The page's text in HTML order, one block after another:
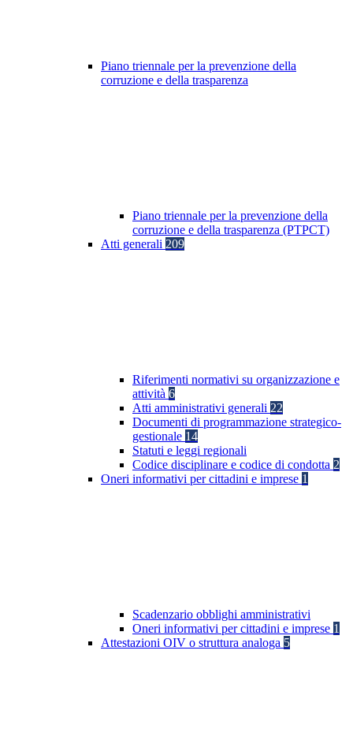
Piano triennale per la prevenzione della
corruzione e della trasparenza
Piano triennale per la prevenzione della
corruzione e della trasparenza (PTPCT)
Atti generali 209
Riferimenti normativi su organizzazione e
attività 6
Atti amministrativi generali 22
Documenti di programmazione strategico-
gestionale 14
Statuti e leggi regionali
Codice disciplinare e codice di condotta 2
Oneri informativi per cittadini e imprese 1
Scadenzario obblighi amministrativi
Oneri informativi per cittadini e imprese 1
Attestazioni OIV o struttura analoga 5